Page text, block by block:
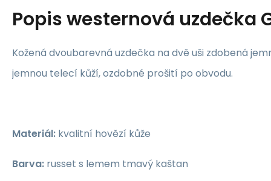
Popiswesternová uzdečka
Kožená dvoubarevná uzdečka na dvě uši zdobená
jemnou telecí kůží, ozdobné prošití po obvodu.
Materiál: kvalitní hovězí kůže
Barva: russet s lemem tmavý kaštan